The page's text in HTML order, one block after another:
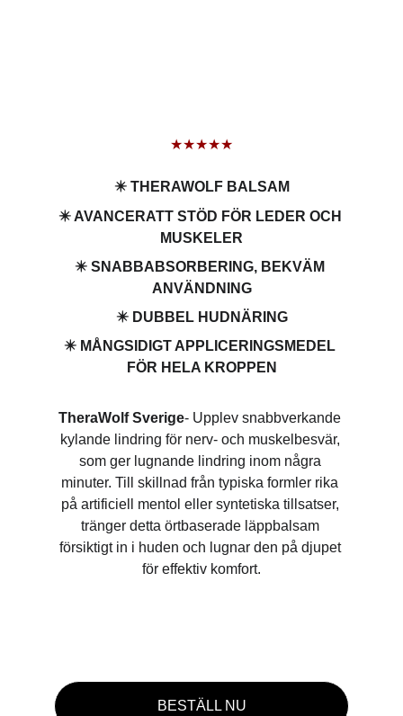
✴️ THERAWOLF BALSAM
✴️ AVANCERATT STÖD FÖR LEDER OCH
MUSKELER
✴️ SNABBABSORBERING, BEKVÄM
ANVÄNDNING
✴️ DUBBEL HUDNÄRING
✴️ MÅNGSIDIGT APPLICERINGSMEDEL
FÖR HELA KROPPEN
TheraWolf Sverige- Upplev snabbverkande
kylande lindring för nerv- och muskelbesvär,
som ger lugnande lindring inom några
minuter. Till skillnad från typiska formler rika
på artificiell mentol eller syntetiska tillsatser,
tränger detta örtbaserade läppbalsam
försiktigt in i huden och lugnar den på djupet
för effektiv komfort.
BESTÄLL NU
★★★★★